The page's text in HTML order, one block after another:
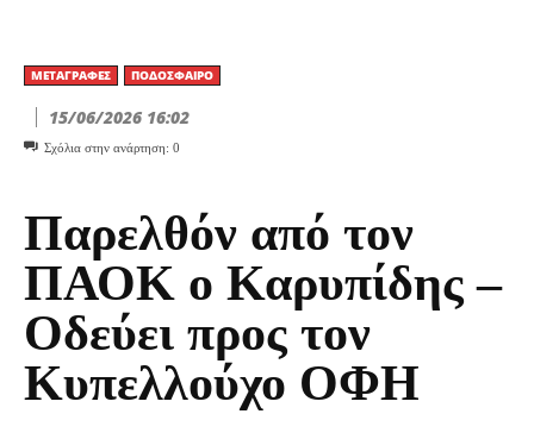
ΜΕΤΑΓΡΑΦΈΣ ΠΟΔΌΣΦΑΙΡΟ
15/06/2026 16:02
Σχόλια στην ανάρτηση: 0
Παρελθόν από τον
ΠΑΟΚ ο Καρυπίδης –
Οδεύει προς τον
Κυπελλούχο ΟΦΗ